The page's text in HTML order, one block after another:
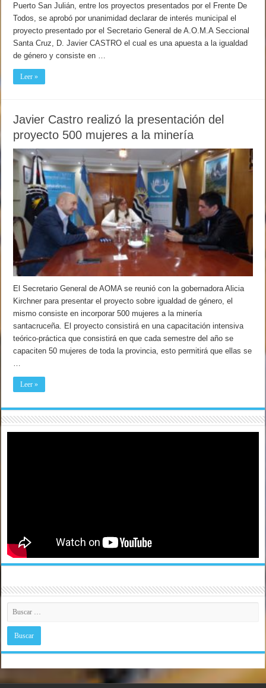
Puerto San Julián, entre los proyectos presentados por el Frente De
Todos, se aprobó por unanimidad declarar de interés municipal el
proyecto presentado por el Secretario General de A.O.M.A Seccional
Santa Cruz, D. Javier CASTRO el cual es una apuesta a la igualdad
de género y consiste en …
Leer »
Javier Castro realizó la presentación del
proyecto 500 mujeres a la minería
El Secretario General de AOMA se reunió con la gobernadora Alicia
Kirchner para presentar el proyecto sobre igualdad de género, el
mismo consiste en incorporar 500 mujeres a la minería
santacruceña. El proyecto consistirá en una capacitación intensiva
teórico-práctica que consistirá en que cada semestre del año se
capaciten 50 mujeres de toda la provincia, esto permitirá que ellas se
Leer »